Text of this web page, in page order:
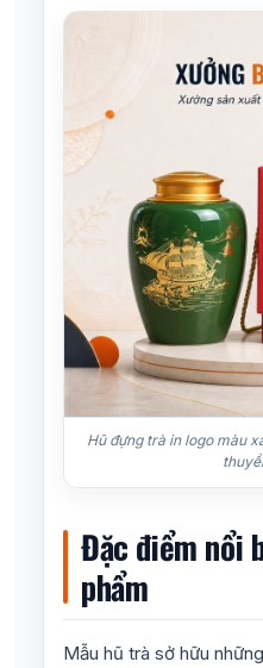
Hũ đựng trà in logo màu
Đặc điểm nổi
phẩm
Mẫu hũ trà sở hữu